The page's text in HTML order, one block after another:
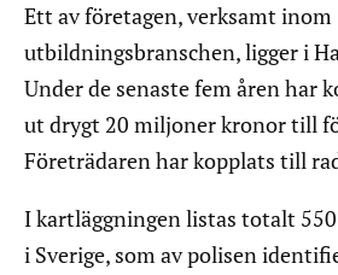
Ett av företagen, verksamt inom
utbildningsbranschen, ligger i
Under de senaste fem åren har
ut drygt 20 miljoner kronor till
Företrädaren har kopplats till
I kartläggningen listas totalt
i Sverige, som av polisen